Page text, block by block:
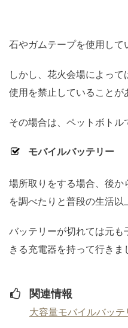
石やガムテープを使用して
しかし、花火会場によっ
使用を禁止していることが
その場合は、ペットボトル
モバイルバッテリー
場所取りをする場合、後
を調べたりと普段の生活以
バッテリーが切れては元
きる充電器を持って行きま
関連情報
大容量モバイルバッ